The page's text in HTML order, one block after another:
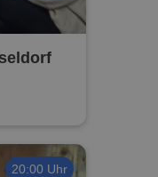
20:00 Uhr